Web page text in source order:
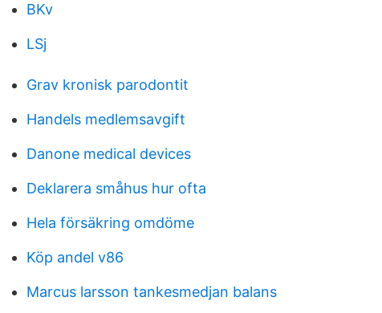
BKv
LSj
Grav kronisk parodontit
Handels medlemsavgift
Danone medical devices
Deklarera småhus hur ofta
Hela försäkring omdöme
Köp andel v86
Marcus larsson tankesmedjan balans